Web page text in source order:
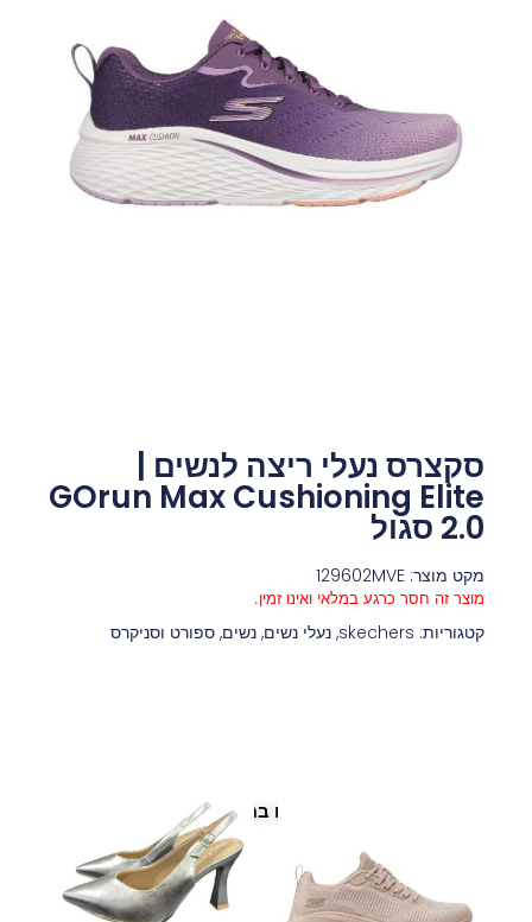
סקצרס נעלי ריצה לנשים |
GOrun Max Cushioning Elite
2.0 סגול
מקט מוצר: 129602MVE
מוצר זה חסר כרגע במלאי ואינו זמין.
קטגוריות: skechers
, נעלי נשים, נשים, ספורט וסניקרס
פריטים נוספים במיוחד בשבילך